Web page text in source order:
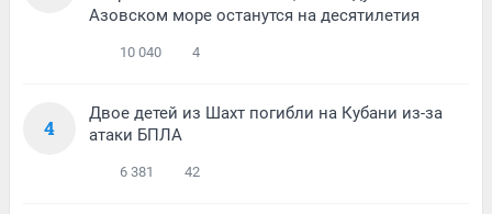
Азовском море останутся на десятилетия
10 040 4
4
Двое детей из Шахт погибли на Кубани из-за
атаки БПЛА
6 381 42